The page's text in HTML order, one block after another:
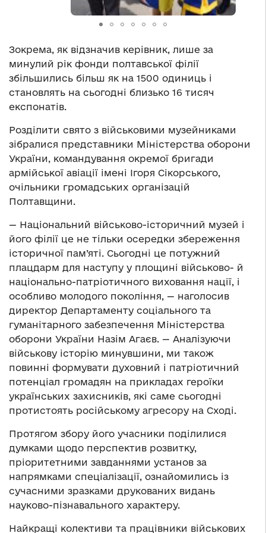
Зокрема, як відзначив керівник, лише за
минулий рік фонди полтавської філії
збільшились більш як на 1500 одиниць і
становлять на сьогодні близько 16 тисяч
експонатів.
Розділити свято з військовими музейниками
зібралися представники Міністерства оборони
України, командування окремої бригади
армійської авіації імені Ігоря Сікорського,
очільники громадських організацій
Полтавщини.
— Національний військово-історичний музей і
його філії це не тільки осередки збереження
історичної пам’яті. Сьогодні це потужний
плацдарм для наступу у площині військово- й
національно-патріотичного виховання нації, і
особливо молодого покоління, — наголосив
директор Департаменту соціального та
гуманітарного забезпечення Міністерства
оборони України Назім Агаєв. — Аналізуючи
військову історію минувшини, ми також
повинні формувати духовний і патріотичний
потенціал громадян на прикладах героїки
українських захисників, які саме сьогодні
протистоять російському агресору на Сході.
Протягом збору його учасники поділилися
думками щодо перспектив розвитку,
пріоритетними завданнями установ за
напрямками спеціалізації, ознайомились із
сучасними зразками друкованих видань
науково-пізнавального характеру.
Найкращі колективи та працівники військових